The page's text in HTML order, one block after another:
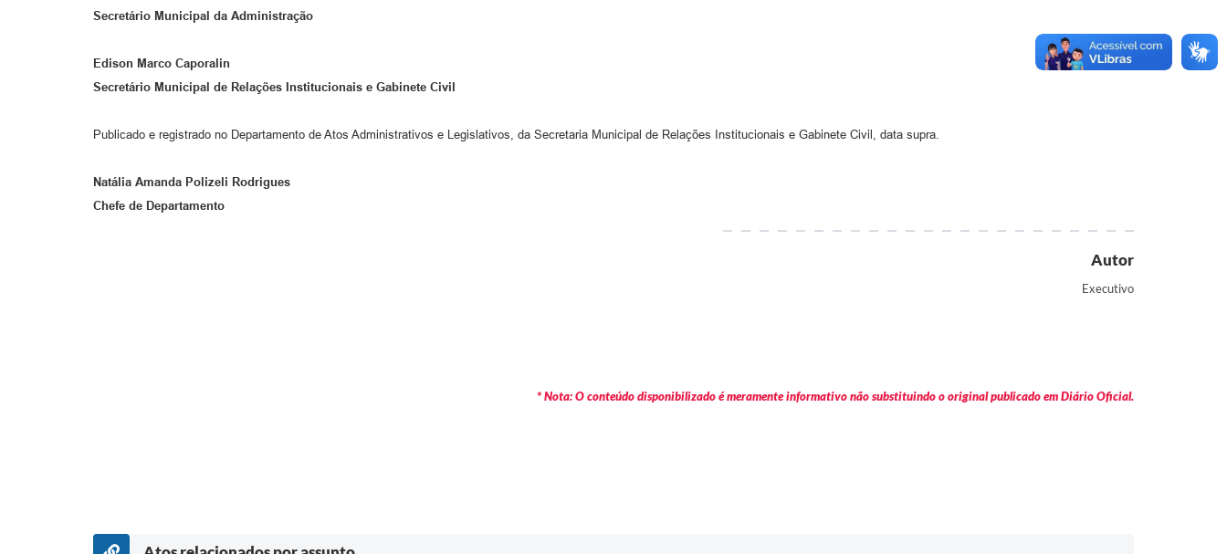
Secretário Municipal da Administração
Edison Marco Caporalin
Secretário Municipal de Relações Institucionais e Gabinete Civil
Publicado e registrado no Departamento de Atos Administrativos e Legislativos, da Secretaria Municipal de Relações Institucionais e Gabinete Civil, data supra.
Natália Amanda Polizeli Rodrigues
Chefe de Departamento
Autor
Executivo
* Nota: O conteúdo disponibilizado é meramente informativo não substituindo o original publicado em Diário Oficial.